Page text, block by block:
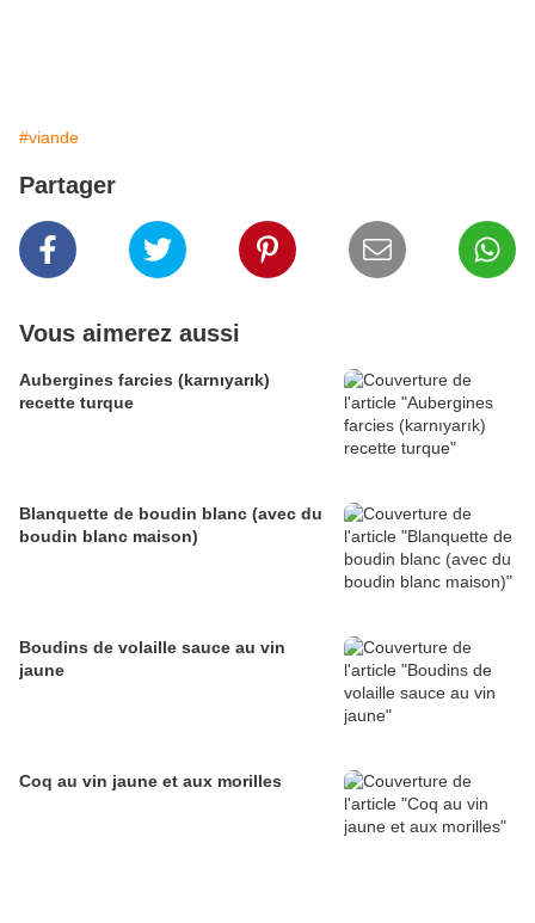
#viande
Partager
Vous aimerez aussi
Aubergines farcies (karnıyarık)
recette turque
Blanquette de boudin blanc (avec du
boudin blanc maison)
Boudins de volaille sauce au vin
jaune
Coq au vin jaune et aux morilles